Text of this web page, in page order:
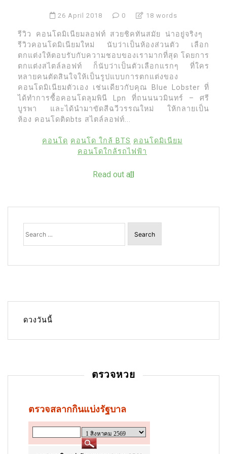
26 April 2018 0 18 words
รีวิว คอนโดมิเนียมลอฟท์ สวยชิคทันสมัย น่าอยู่จริงๆ
รีวิวคอนโดมิเนียมใหม่ นับว่าเป็นห้องส่วนตัว เลือก
ตกแต่งให้ตอบรับกับความชอบของเรามากที่สุด โดยการ
ตกแต่งสไตล์ลอฟท์ ก็นับว่าเป็นตัวเลือกแรกๆ ที่ใคร
หลายคนตัดสินใจให้เป็นรูปแบบการตกแต่งของ
คอนโดมิเนียมตัวเอง เช่นเดียวกับคุณ Blue Lobster ที่
ได้ทำการซื้อคอนโดลุมพินี Lpn ที่ถนนนวมินทร์ – ศรี
บูรพา และได้นำมาขัดสีฉวีวรรณใหม่ ให้กลายเป็น
ห้อง คอนโดติดbts สไตล์ลอฟท์...
คอนโด คอนโด ใกล้ BTS คอนโดมิเนียม
คอนโดใกล้รถไฟฟ้า
Read out all
Search
for:
ดวงวันนี้
ตรวจหวย